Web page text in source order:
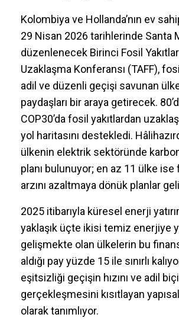
Kolombiya ve Hollanda’nın ev
29 Nisan 2026 tarihlerinde Santa
düzenlenecek Birinci Fosil
Uzaklaşma Konferansı (TAFF),
adil ve düzenli geçişi savunan
paydaşları bir araya getirecek.
COP30’da fosil yakıtlardan
yol haritasını destekledi.
ülkenin elektrik sektöründe
planı bulunuyor; en az 11 ülke ise
arzını azaltmaya dönük planlar
2025 itibarıyla küresel enerji
yaklaşık üçte ikisi temiz enerjiye
gelişmekte olan ülkelerin bu
aldığı pay yüzde 15 ile sınırlı
eşitsizliği geçişin hızını ve adil
gerçekleşmesini kısıtlayan
olarak tanımlıyor.